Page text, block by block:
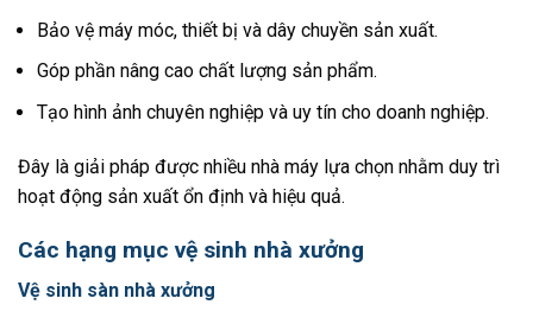
Bảo vệ máy móc, thiết bị và dây chuyền sản xuất.
Góp phần nâng cao chất lượng sản phẩm.
Tạo hình ảnh chuyên nghiệp và uy tín cho doanh nghiệp.
Đây là giải pháp được nhiều nhà máy lựa chọn nhằm duy trì
hoạt động sản xuất ổn định và hiệu quả.
Các hạng mục vệ sinh nhà xưởng
Vệ sinh sàn nhà xưởng